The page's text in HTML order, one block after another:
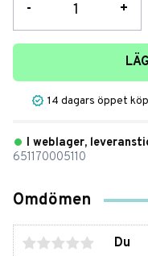
+
-
14 dagars öppet köp
I weblager,
651170005110
Omdömen
Du